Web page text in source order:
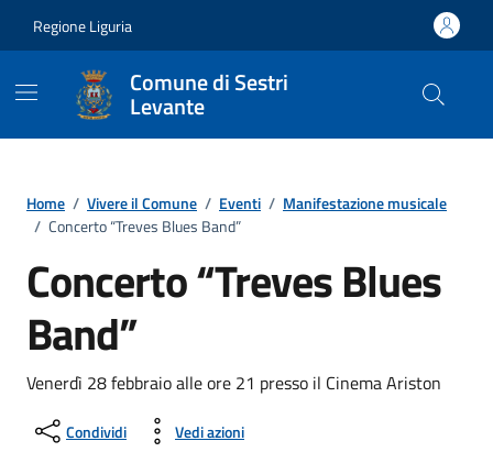
Regione Liguria
Comune di Sestri
Levante
Home / Vivere il Comune / Eventi / Manifestazione musicale
/ Concerto “Treves Blues Band”
Concerto “Treves Blues
Band”
Venerdì 28 febbraio alle ore 21 presso il Cinema Ariston
Condividi Vedi azioni